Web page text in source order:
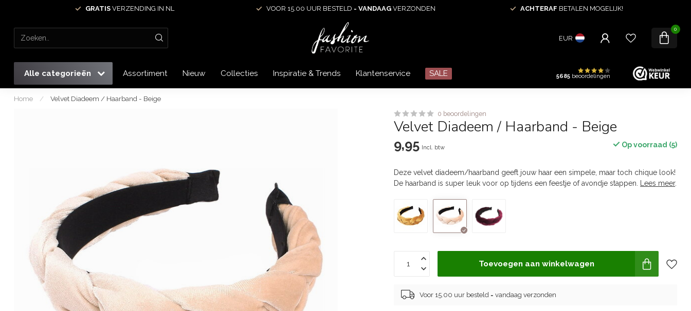
GRATISVERZENDING IN NL VOOR 15.00 UUR BESTELD = VANDAAG VERZONDEN ACHTERAF BETALEN MOGELIJK!
EUR
0
Alle categorieën Assortiment Nieuw Collecties Inspiratie & Trends Klantenservice SALE 5685 beoordelingen
Home / Velvet Diadeem / Haarband - Beige
0 beoordelingen
Velvet Diadeem / Haarband - Beige
9,95 Incl. btw Op voorraad (5)
Deze velvet diadeem/haarband geeft jouw haar een simpele, maar toch chique look!
De haarband is super leuk voor op tijdens een feestje of avondje stappen.
Lees meer.
Toevoegen aan winkelwagen
Voor 15.00 uur besteld = vandaag verzonden